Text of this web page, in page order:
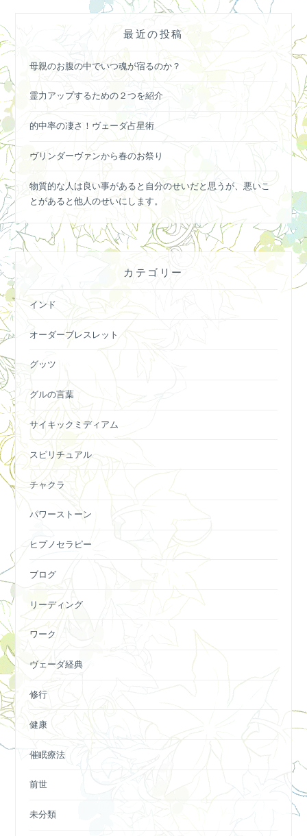
最近の投稿
母親のお腹の中でいつ魂が宿るのか？
霊力アップするための２つを紹介
的中率の凄さ！ヴェーダ占星術
ヴリンダーヴァンから春のお祭り
物質的な人は良い事があると自分のせいだと思うが、悪いこ
とがあると他人のせいにします。
カテゴリー
インド
オーダーブレスレット
グッツ
グルの言葉
サイキックミディアム
スピリチュアル
チャクラ
パワーストーン
ヒプノセラピー
ブログ
リーディング
ワーク
ヴェーダ経典
修行
健康
催眠療法
前世
未分類